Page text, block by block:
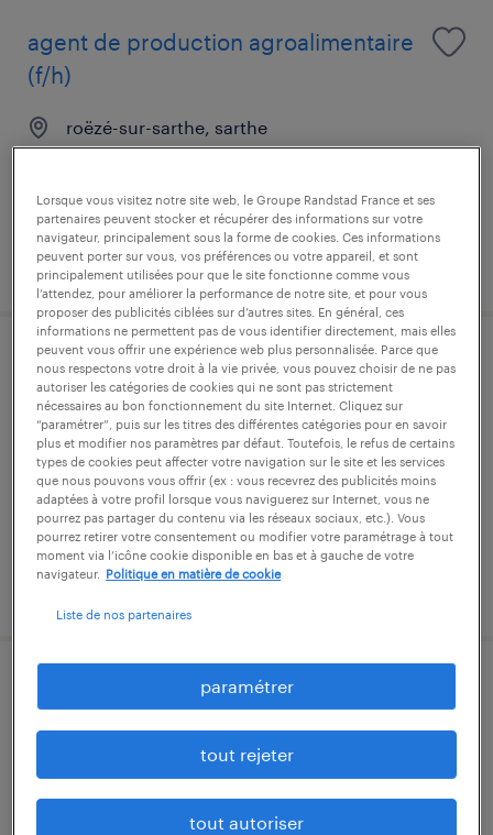
agent de production agroalimentaire
(f/h)
roëzé-sur-sarthe, sarthe
12,59 € par heure
publié le 30 juin 2026
cariste (f/h)
roëzé-sur-sarthe, sarthe
intérim
12,58 € - 12,69 € par heure
aide boucher (f/h)
roëzé-sur-sarthe, sarthe
intérim
Lorsque vous visitez notre site web, le Groupe Randstad France et ses
partenaires peuvent stocker et récupérer des informations sur votre
navigateur, principalement sous la forme de cookies. Ces informations
peuvent porter sur vous, vos préférences ou votre appareil, et sont
principalement utilisées pour que le site fonctionne comme vous
l’attendez, pour améliorer la performance de notre site, et pour vous
proposer des publicités ciblées sur d’autres sites. En général, ces
informations ne permettent pas de vous identifier directement, mais elles
peuvent vous offrir une expérience web plus personnalisée. Parce que
nous respectons votre droit à la vie privée, vous pouvez choisir de ne pas
autoriser les catégories de cookies qui ne sont pas strictement
nécessaires au bon fonctionnement du site Internet. Cliquez sur
“paramétrer”, puis sur les titres des différentes catégories pour en savoir
plus et modifier nos paramètres par défaut. Toutefois, le refus de certains
types de cookies peut affecter votre navigation sur le site et les services
que nous pouvons vous offrir (ex : vous recevrez des publicités moins
adaptées à votre profil lorsque vous naviguerez sur Internet, vous ne
pourrez pas partager du contenu via les réseaux sociaux, etc.). Vous
pourrez retirer votre consentement ou modifier votre paramétrage à tout
moment via l’icône cookie disponible en bas et à gauche de votre
navigateur.
Politique en matière de cookie
Liste de nos partenaires
paramétrer
tout rejeter
tout autoriser